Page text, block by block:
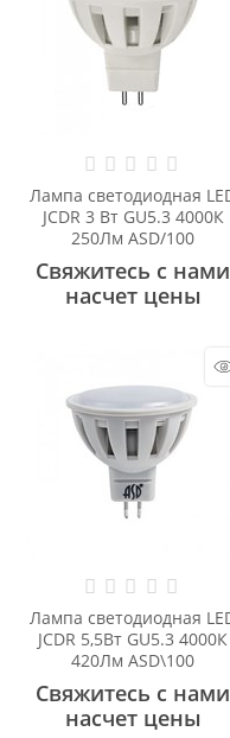
Лампа светодиодная LED
JCDR 3 Вт GU5.3 4000К
250Лм ASD/100
Свяжитесь с нами
насчет цены
Лампа светодиодная LED
JCDR 5,5Вт GU5.3 4000К
420Лм ASD\100
Свяжитесь с нами
насчет цены